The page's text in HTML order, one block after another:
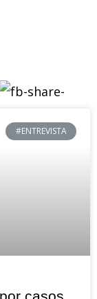
#ENTREVISTA
casos